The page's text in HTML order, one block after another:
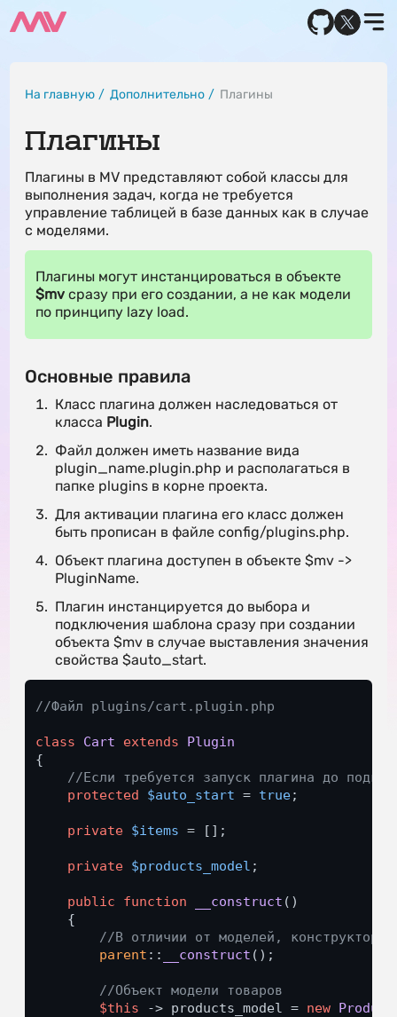
На главную Дополнительно Плагины
Плагины
Плагины в MV представляют собой классы для
выполнения задач, когда не требуется
управление таблицей в базе данных как в случае
с моделями.
Плагины могут инстанцироваться в объекте
$mvсразу при его создании, а не как модели
по принципу lazy load.
Основные правила
Класс плагина должен наследоваться от
класса Plugin.
Файл должен иметь название вида
plugin_name.plugin.php и располагаться в
папке plugins в корне проекта.
Для активации плагина его класс должен
быть прописан в файле config/plugins.php.
Объект плагина доступен в объекте $mv ->
PluginName.
Плагин инстанцируется до выбора и
подключения шаблона сразу при создании
объекта $mv в случае выставления значения
свойства $auto_start.
//Файл plugins/cart.plugin.php
class Cart extends
Plugin
{
//Если требуется запуск плагина до
protected
$auto_start = true;
private $items = [];
private $products_model ;
public function __construct ( )
{
//В отличии от моделей, конструктор
parent :: __construct ();
//Объект модели товаров
$this -> products_model = new